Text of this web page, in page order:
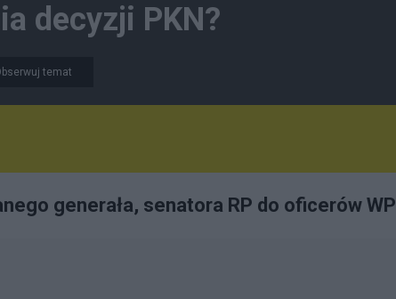
decyzji PKN?
temat
generała, senatora RP do oficerów WP